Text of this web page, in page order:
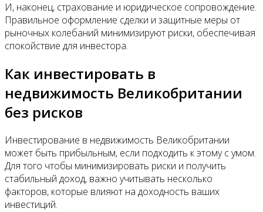
И, наконец, страхование и юридическое сопровождение.
Правильное оформление сделки и защитные меры от
рыночных колебаний минимизируют риски, обеспечивая
спокойствие для инвестора.
Как инвестировать в
недвижимость Великобритании
без рисков
Инвестирование в недвижимость Великобритании
может быть прибыльным, если подходить к этому с умом.
Для того чтобы минимизировать риски и получить
стабильный доход, важно учитывать несколько
факторов, которые влияют на доходность ваших
инвестиций.